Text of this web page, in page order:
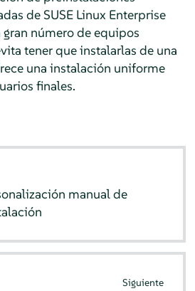
de SUSE Linux Enterprise
número de equipos
tener que instalarlas de una
una instalación uniforme
finales.
manual de
Siguiente